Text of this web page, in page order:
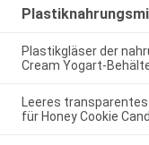
Plastikgläser der
Cream Yogart-
Leeres transparentes
für Honey Cookie